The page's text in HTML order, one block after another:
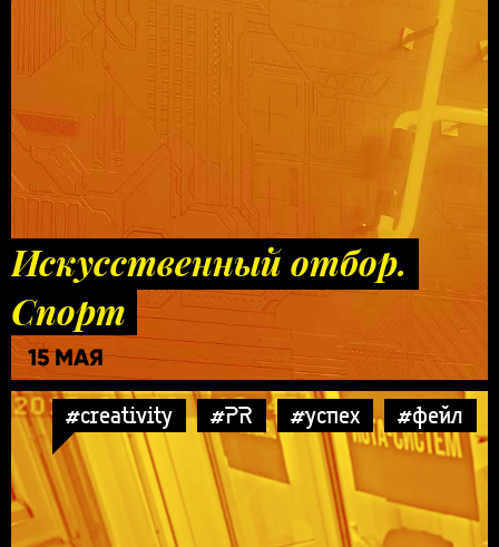
Искусственный отбор.
Спорт
15 МАЯ
#creativity #PR #успех #фейл